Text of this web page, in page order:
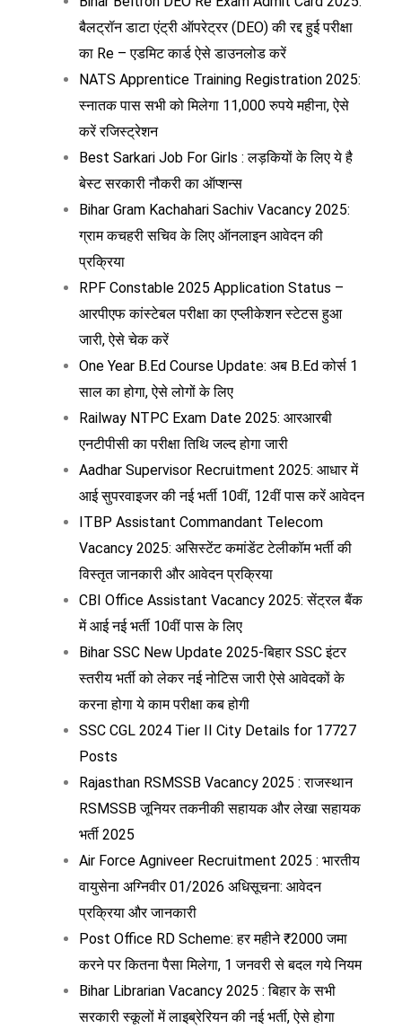
बैलट्रॉन डाटा एंट्री ऑपरेट्रर (DEO) की रद्द हुई परीक्षा
का Re – एडमिट कार्ड ऐसे डाउनलोड करें
NATS Apprentice Training Registration 2025:
स्नातक पास सभी को मिलेगा 11,000 रुपये महीना, ऐसे
करें रजिस्ट्रेशन
Best Sarkari Job For Girls : लड़कियों के लिए ये है
बेस्ट सरकारी नौकरी का ऑप्शन्स
Bihar Gram Kachahari Sachiv Vacancy 2025:
ग्राम कचहरी सचिव के लिए ऑनलाइन आवेदन की
प्रक्रिया
RPF Constable 2025 Application Status –
आरपीएफ कांस्टेबल परीक्षा का एप्लीकेशन स्टेटस हुआ
जारी, ऐसे चेक करें
One Year B.Ed Course Update: अब B.Ed कोर्स 1
साल का होगा, ऐसे लोगों के लिए
Railway NTPC Exam Date 2025: आरआरबी
एनटीपीसी का परीक्षा तिथि जल्द होगा जारी
Aadhar Supervisor Recruitment 2025: आधार में
आई सुपरवाइजर की नई भर्ती 10वीं, 12वीं पास करें आवेदन
ITBP Assistant Commandant Telecom
Vacancy 2025: असिस्टेंट कमांडेंट टेलीकॉम भर्ती की
विस्तृत जानकारी और आवेदन प्रक्रिया
CBI Office Assistant Vacancy 2025: सेंट्रल बैंक
में आई नई भर्ती 10वीं पास के लिए
Bihar SSC New Update 2025-बिहार SSC इंटर
स्तरीय भर्ती को लेकर नई नोटिस जारी ऐसे आवेदकों के
करना होगा ये काम परीक्षा कब होगी
SSC CGL 2024 Tier II City Details for 17727
Posts
Rajasthan RSMSSB Vacancy 2025 : राजस्थान
RSMSSB जूनियर तकनीकी सहायक और लेखा सहायक
भर्ती 2025
Air Force Agniveer Recruitment 2025 : भारतीय
वायुसेना अग्निवीर 01/2026 अधिसूचना: आवेदन
प्रक्रिया और जानकारी
Post Office RD Scheme: हर महीने ₹2000 जमा
करने पर कितना पैसा मिलेगा, 1 जनवरी से बदल गये नियम
Bihar Librarian Vacancy 2025 : बिहार के सभी
सरकारी स्कूलों में लाइब्रेरियन की नई भर्ती, ऐसे होगा